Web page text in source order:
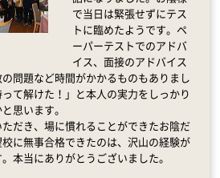
で当日は緊張せずにテス
トに臨めたようです。ペ
ーパーテストでのアドバ
イス、面接のアドバイス
問題など時間がかかるものもありまし
て解けた！」と本人の実力をしっかり
思います。
だき、場に慣れることができたお陰だ
に無事合格できたのは、沢山の経験が
本当にありがとうございました。